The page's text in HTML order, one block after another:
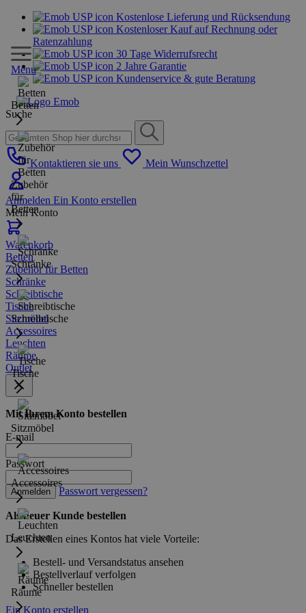
Kostenlose Lieferung und Rücksendung
Kostenloser Kauf auf Rechnung oder
Ratenzahlung
30 Tage Widerrufsrecht
2 Jahre Garantie
Kundenservice & gute Beratung
Suche
Kontaktieren sie uns Mein Wunschzettel
Anmelden Ein Konto erstellen
Mein Konto
Warenkorb
Menu
Betten
Zubehör
für
Betten
Schränke
Schreibtische
Tische
Sitzmöbel
Accessoires
Leuchten
Räume
Betten
Zubehör für Betten
Schränke
Schreibtische
Tische
Sitzmöbel
Accessoires
Leuchten
Räume
Outlet
Mit Ihrem Konto bestellen
E-mail
Passwort
Anmelden Passwort vergessen?
Als neuer Kunde bestellen
Das Erstellen eines Kontos hat viele Vorteile:
Bestell- und Versandstatus ansehen
Bestellverlauf verfolgen
Schneller bestellen
Ein Konto erstellen